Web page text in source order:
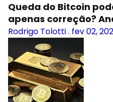
Queda do Bitcoin
apenas correção?
Rodrigo Tolotti. fev 02,